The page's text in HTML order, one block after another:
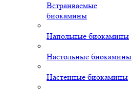
Встраиваемые
биокамины
Напольные биокамины
Настольные биокамины
Настенные биокамины